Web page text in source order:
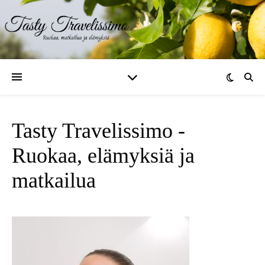
Tasty Travelissimo -
Ruokaa, elämyksiä ja
matkailua